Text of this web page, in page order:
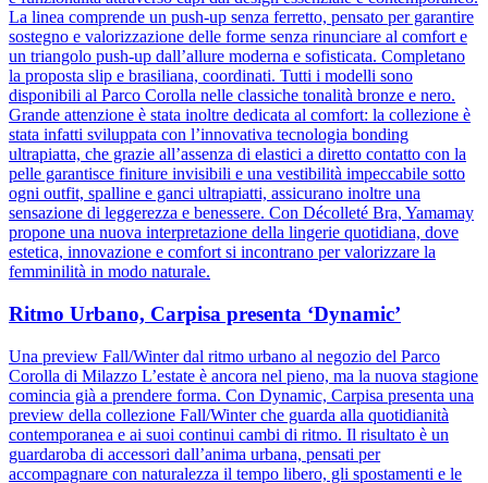
La linea comprende un push-up senza ferretto, pensato per garantire
sostegno e valorizzazione delle forme senza rinunciare al comfort e
un triangolo push-up dall’allure moderna e sofisticata. Completano
la proposta slip e brasiliana, coordinati. Tutti i modelli sono
disponibili al Parco Corolla nelle classiche tonalità bronze e nero.
Grande attenzione è stata inoltre dedicata al comfort: la collezione è
stata infatti sviluppata con l’innovativa tecnologia bonding
ultrapiatta, che grazie all’assenza di elastici a diretto contatto con la
pelle garantisce finiture invisibili e una vestibilità impeccabile sotto
ogni outfit, spalline e ganci ultrapiatti, assicurano inoltre una
sensazione di leggerezza e benessere. Con Décolleté Bra, Yamamay
propone una nuova interpretazione della lingerie quotidiana, dove
estetica, innovazione e comfort si incontrano per valorizzare la
femminilità in modo naturale.
Ritmo Urbano, Carpisa presenta ‘Dynamic’
Una preview Fall/Winter dal ritmo urbano al negozio del Parco
Corolla di Milazzo L’estate è ancora nel pieno, ma la nuova stagione
comincia già a prendere forma. Con Dynamic, Carpisa presenta una
preview della collezione Fall/Winter che guarda alla quotidianità
contemporanea e ai suoi continui cambi di ritmo. Il risultato è un
guardaroba di accessori dall’anima urbana, pensati per
accompagnare con naturalezza il tempo libero, gli spostamenti e le